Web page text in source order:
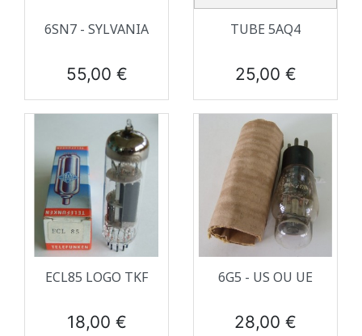
6SN7 - SYLVANIA
Prix
55,00 €
TUBE 5AQ4
Prix
25,00 €
ECL85 LOGO TKF
Prix
18,00 €
6G5 - US OU UE
Prix
28,00 €